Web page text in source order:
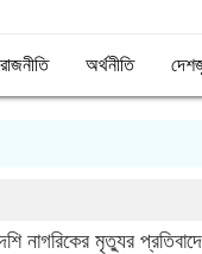
রাজনীতি অর্থনীতি
নাগরিকের মৃত্যুর